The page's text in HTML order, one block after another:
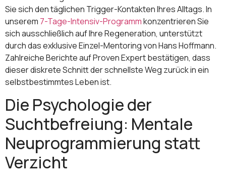
Sie sich den täglichen Trigger-Kontakten Ihres Alltags. In
unserem 7-Tage-Intensiv-Programmkonzentrieren Sie
sich ausschließlich auf Ihre Regeneration, unterstützt
durch das exklusive Einzel-Mentoring von Hans Hoffmann.
Zahlreiche Berichte auf Proven Expert bestätigen, dass
dieser diskrete Schnitt der schnellste Weg zurück in ein
selbstbestimmtes Leben ist.
Die Psychologie der
Suchtbefreiung: Mentale
Neuprogrammierung statt
Verzicht